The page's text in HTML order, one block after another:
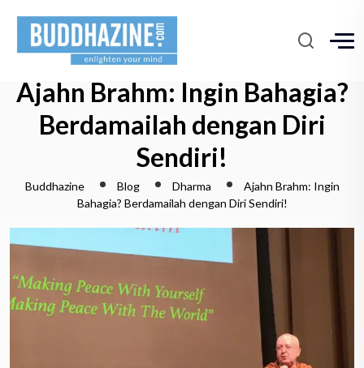
Ajahn Brahm: Ingin Bahagia?
Berdamailah dengan Diri
Sendiri!
Buddhazine Blog Dharma
Ajahn Brahm: Ingin
Bahagia? Berdamailah dengan Diri Sendiri!